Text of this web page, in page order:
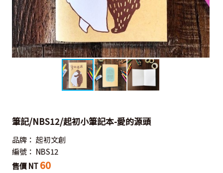
筆記/NBS12/起初小筆記本-愛的源頭
品牌： 起初文創
編號： NBS12
售價 NT 60